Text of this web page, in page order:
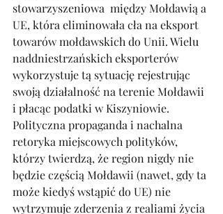
stowarzyszeniowa  między Mołdawią a
UE, która eliminowała cła na eksport
towarów mołdawskich do Unii. Wielu
naddniestrzańskich eksporterów
wykorzystuje tą sytuację rejestrując
swoją działalność na terenie Mołdawii
i płacąc podatki w Kiszyniowie.
Polityczna propaganda i nachalna
retoryka miejscowych polityków,
którzy twierdzą, że region nigdy nie
będzie częścią Mołdawii (nawet, gdy ta
może kiedyś wstąpić do UE) nie
wytrzymuje zderzenia z realiami życia